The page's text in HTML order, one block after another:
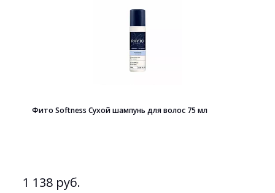
Фито Softness Cухой шампунь для волос 75 мл
1 138 руб.